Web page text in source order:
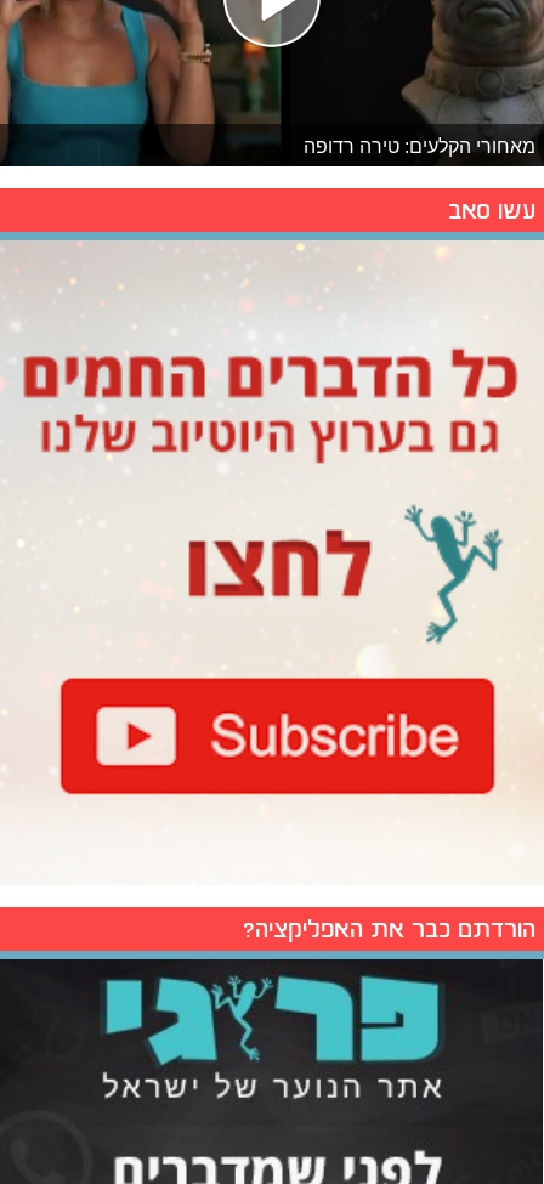
מאחורי הקלעים: טירה רדופה
עשו סאב
הורדתם כבר את האפליקציה?